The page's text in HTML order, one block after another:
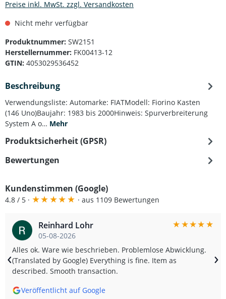
Preise inkl. MwSt. zzgl. Versandkosten
Nicht mehr verfügbar
Produktnummer: SW2151
Herstellernummer: FK00413-12
GTIN: 4053029536452
Beschreibung
Verwendungsliste: Automarke: FIATModell: Fiorino Kasten
(146 Uno)Baujahr: 1983 bis 2000Hinweis: Spurverbreiterung
System A o… Mehr
Produktsicherheit (GPSR)
Bewertungen
Kundenstimmen (Google)
4.8 / 5 · ★★★★★ · aus 1109 Bewertungen
Reinhard Lohr
05-08-2026
★★★★★
Alles ok. Ware wie beschrieben. Problemlose Abwicklung.
(Translated by Google) Everything is fine. Item as
described. Smooth transaction.
Veröffentlicht auf Google
‹ ›